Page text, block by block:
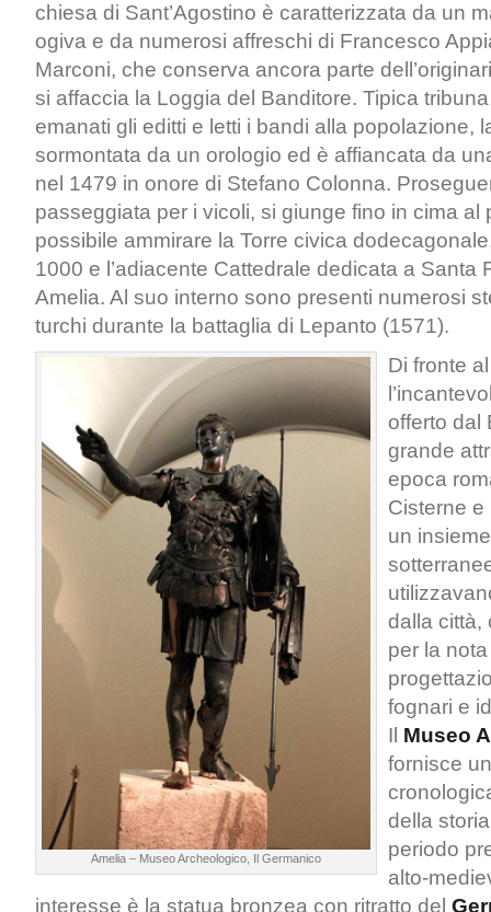
chiesa di Sant’Agostino è caratterizzata da un
ogiva e da numerosi affreschi di Francesco
Marconi, che conserva ancora parte
si affaccia la Loggia del Banditore. Tipica
emanati gli editti e letti i bandi alla popolazione,
sormontata da un orologio ed è affiancata da
nel 1479 in onore di Stefano Colonna.
passeggiata per i vicoli, si giunge fino in cima al
possibile ammirare la Torre civica
1000 e l’adiacente Cattedrale dedicata a Santa
Amelia. Al suo interno sono presenti numerosi
turchi durante la battaglia di Lepanto (1571).
Amelia – Museo Archeologico, Il Germanico
Di fronte
offerto dal
grande
epoca
Cisterne e
un
dalla città,
per la
fognari e
Il Museo
fornisce
della
periodo
alto-
interesse è la statua bronzea con ritratto del